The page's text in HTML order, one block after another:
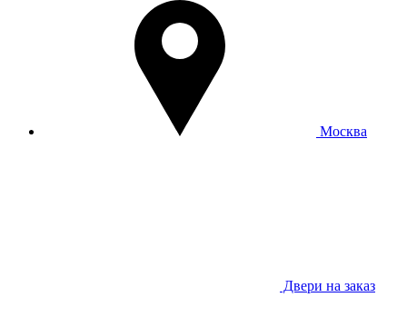
Москва
Двери на заказ